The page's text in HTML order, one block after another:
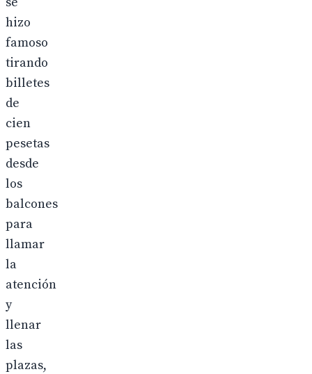
hizo
famoso
tirando
billetes
de
cien
pesetas
desde
los
balcones
para
llamar
la
atención
y
llenar
las
plazas,